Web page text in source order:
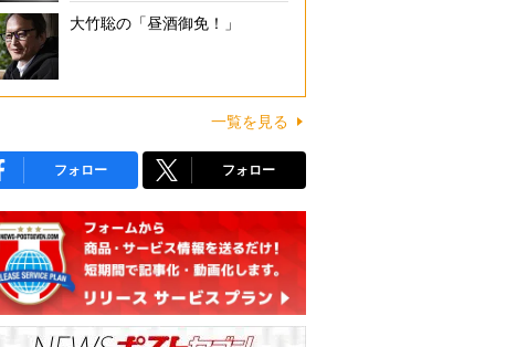
大竹聡の「昼酒御免！」
一覧を見る
フォロー フォロー